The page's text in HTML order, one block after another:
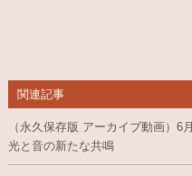
関連記事
（永久保存版 アーカイブ動画）6
光と音の新たな共鳴